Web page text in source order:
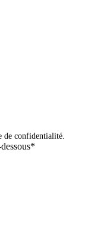
de confidentialité.
*